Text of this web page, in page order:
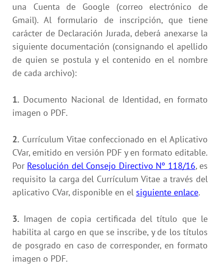
una Cuenta de Google (correo electrónico de
Gmail). Al formulario de inscripción, que tiene
carácter de Declaración Jurada, deberá anexarse la
siguiente documentación (consignando el apellido
de quien se postula y el contenido en el nombre
de cada archivo):
1. Documento Nacional de Identidad, en formato
imagen o PDF.
2. Currículum Vitae confeccionado en el Aplicativo
CVar, emitido en versión PDF y en formato editable.
Por Resolución del Consejo Directivo Nº 118/16, es
requisito la carga del Currículum Vitae a través del
aplicativo CVar, disponible en el siguiente enlace.
3. Imagen de copia certificada del título que le
habilita al cargo en que se inscribe, y de los títulos
de posgrado en caso de corresponder, en formato
imagen o PDF.